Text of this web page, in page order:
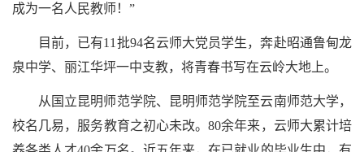
成为一名人民教师！”
目前，已有11批94名云师大党员学生，奔赴昭通鲁甸龙
泉中学、丽江华坪一中支教，将青春书写在云岭大地上。
从国立昆明师范学院、昆明师范学院至云南师范大学，
校名几易，服务教育之初心未改。80余年来，云师大累计培